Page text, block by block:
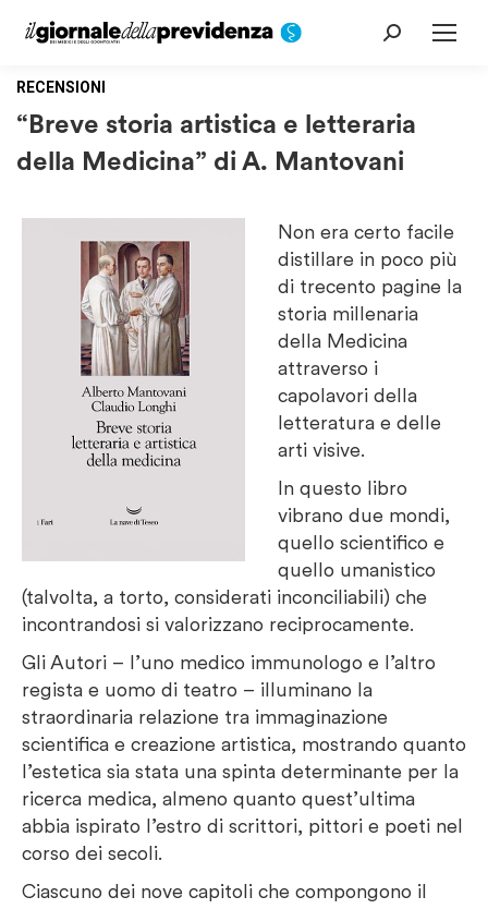
Cerca:
RECENSIONI
“Breve storia artistica e letteraria
della Medicina” di A. Mantovani
Non era certo facile
distillare in poco più
di trecento pagine la
storia millenaria
della Medicina
attraverso i
capolavori della
letteratura e delle
arti visive.
In questo libro
vibrano due mondi,
quello scientifico e
quello umanistico
(talvolta, a torto, considerati inconciliabili) che
incontrandosi si valorizzano reciprocamente.
Gli Autori – l’uno medico immunologo e l’altro
regista e uomo di teatro – illuminano la
straordinaria relazione tra immaginazione
scientifica e creazione artistica, mostrando quanto
l’estetica sia stata una spinta determinante per la
ricerca medica, almeno quanto quest’ultima
abbia ispirato l’estro di scrittori, pittori e poeti nel
corso dei secoli.
Ciascuno dei nove capitoli che compongono il